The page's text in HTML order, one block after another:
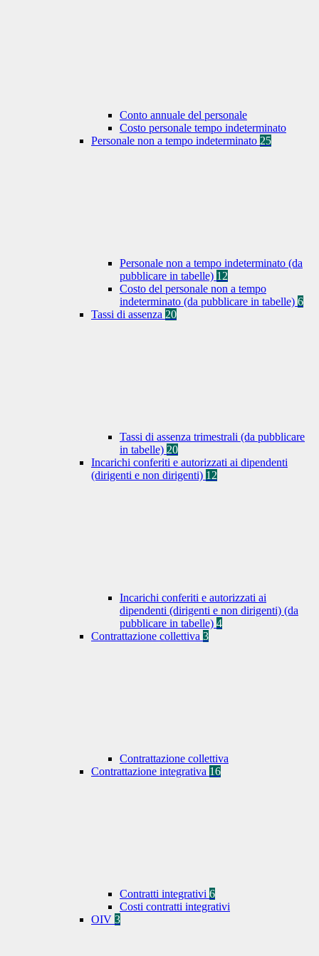
Conto annuale del personale
Costo personale tempo indeterminato
Personale non a tempo indeterminato 25
Personale non a tempo indeterminato (da
pubblicare in tabelle) 12
Costo del personale non a tempo
indeterminato (da pubblicare in tabelle) 6
Tassi di assenza 20
Tassi di assenza trimestrali (da pubblicare
in tabelle) 20
Incarichi conferiti e autorizzati ai dipendenti
(dirigenti e non dirigenti) 12
Incarichi conferiti e autorizzati ai
dipendenti (dirigenti e non dirigenti) (da
pubblicare in tabelle) 4
Contrattazione collettiva 3
Contrattazione collettiva
Contrattazione integrativa 16
Contratti integrativi 6
Costi contratti integrativi
OIV 3